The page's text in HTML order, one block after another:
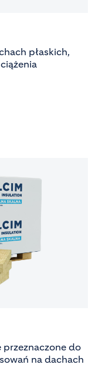
płaskich,
przeznaczone do
na dachach